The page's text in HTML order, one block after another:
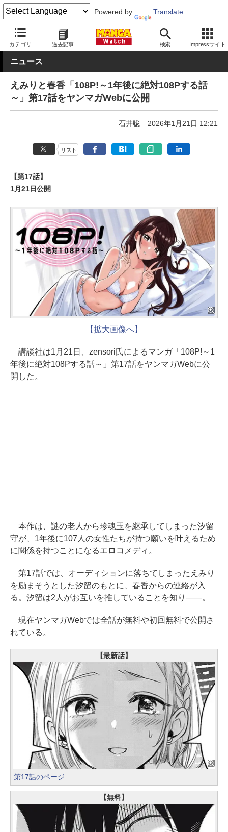
Powered by Translate
カテゴリ 過去記事 検索 Impressサイト
MANGA Watch Web/アプリ ヤンマガWeb
ニュース
えみりと春香「108P!～1年後に絶対108Pする話
～」第17話をヤンマガWebに公開
石井聡 2026年1月21日 12:21
リスト
【第17話】
1月21日公開
【拡大画像へ】
講談社は1月21日、zensori氏によるマンガ「108P!～1
年後に絶対108Pする話～」第17話をヤンマガWebに公
開した。
本作は、謎の老人から珍魂玉を継承してしまった汐留
守が、1年後に107人の女性たちが持つ願いを叶えるため
に関係を持つことになるエロコメディ。
第17話では、オーディションに落ちてしまったえみり
を励まそうとした汐留のもとに、春香からの連絡が入
る。汐留は2人がお互いを推していることを知り――。
現在ヤンマガWebでは全話が無料や初回無料で公開さ
れている。
【最新話】
第17話のページ
【無料】